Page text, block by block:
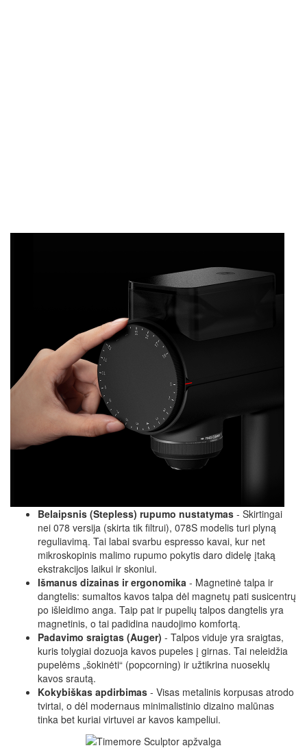
Belaipsnis (Stepless) rupumo nustatymas - Skirtingai
nei 078 versija (skirta tik filtrui), 078S modelis turi plyną
reguliavimą. Tai labai svarbu espresso kavai, kur net
mikroskopinis malimo rupumo pokytis daro didelę įtaką
ekstrakcijos laikui ir skoniui.
Išmanus dizainas ir ergonomika - Magnetinė talpa ir
dangtelis: sumaltos kavos talpa dėl magnetų pati susicentrų
po išleidimo anga. Taip pat ir pupelių talpos dangtelis yra
magnetinis, o tai padidina naudojimo komfortą.
Padavimo sraigtas (Auger) - Talpos viduje yra sraigtas,
kuris tolygiai dozuoja kavos pupeles į girnas. Tai neleidžia
pupelėms „šokinėti“ (popcorning) ir užtikrina nuoseklų
kavos srautą.
Kokybiškas apdirbimas - Visas metalinis korpusas atrodo
tvirtai, o dėl modernaus minimalistinio dizaino malūnas
tinka bet kuriai virtuvei ar kavos kampeliui.